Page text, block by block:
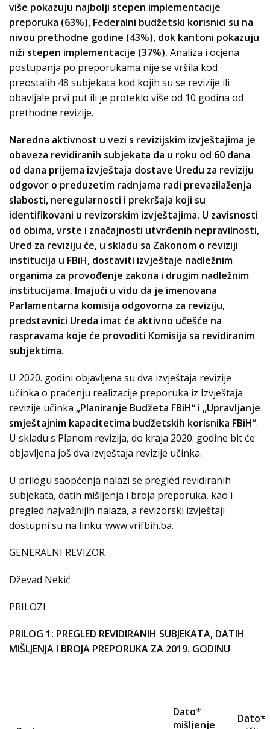
više pokazuju najbolji stepen implementacije
preporuka (63%), Federalni budžetski korisnici su na
nivou prethodne godine (43%), dok kantoni pokazuju
niži stepen implementacije (37%). Analiza i ocjena
postupanja po preporukama nije se vršila kod
preostalih 48 subjekata kod kojih su se revizije ili
obavljale prvi put ili je proteklo više od 10 godina od
prethodne revizije.
Naredna aktivnost u vezi s revizijskim izvještajima je
obaveza revidiranih subjekata da u roku od 60 dana
od dana prijema izvještaja dostave Uredu za reviziju
odgovor o preduzetim radnjama radi prevazilaženja
slabosti, neregularnosti i prekršaja koji su
identifikovani u revizorskim izvještajima. U zavisnosti
od obima, vrste i značajnosti utvrđenih nepravilnosti,
Ured za reviziju će, u skladu sa Zakonom o reviziji
institucija u FBiH, dostaviti izvještaje nadležnim
organima za provođenje zakona i drugim nadležnim
institucijama. Imajući u vidu da je imenovana
Parlamentarna komisija odgovorna za reviziju,
predstavnici Ureda imat će aktivno učešće na
raspravama koje će provoditi Komisija sa revidiranim
subjektima.
U 2020. godini objavljena su dva izvještaja revizije
učinka o praćenju realizacije preporuka iz Izvještaja
revizije učinka „Planiranje Budžeta FBiH“ i „Upravljanje
smještajnim kapacitetima budžetskih korisnika FBiH“.
U skladu s Planom revizija, do kraja 2020. godine bit će
objavljena još dva izvještaja revizije učinka.
U prilogu saopćenja nalazi se pregled revidiranih
subjekata, datih mišljenja i broja preporuka, kao i
pregled najvažnijih nalaza, a revizorski izvještaji
dostupni su na linku: www.vrifbih.ba.
GENERALNI REVIZOR
Dževad Nekić
PRILOZI
PRILOG 1: PREGLED REVIDIRANIH SUBJEKATA, DATIH
MIŠLJENJA I BROJA PREPORUKA ZA 2019. GODINU
Dato*
mišljenje
Dato*